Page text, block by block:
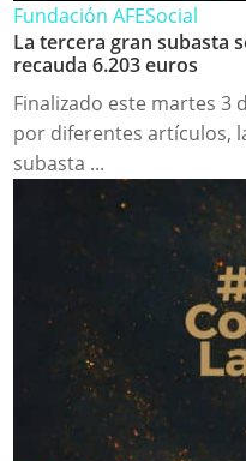
Fundación AFESocial
La tercera gran subasta
recauda 6.203 euros
Finalizado este martes 3
por diferentes artículos,
subasta ...